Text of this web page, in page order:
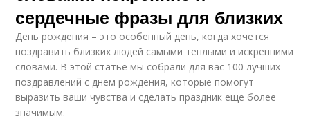
сердечные фразы для близких
День рождения – это особенный день, когда хочется
поздравить близких людей самыми теплыми и искренними
словами. В этой статье мы собрали для вас 100 лучших
поздравлений с днем рождения, которые помогут
выразить ваши чувства и сделать праздник еще более
значимым.